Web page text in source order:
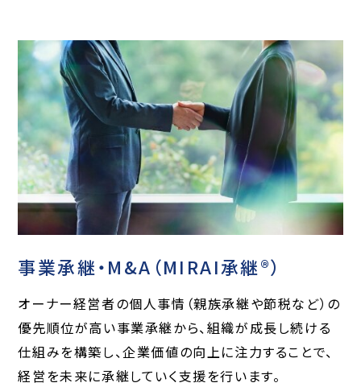
事業承継・M&A（MIRAI承継®）
オーナー経営者の個人事情（親族承継や節税など）の
優先順位が高い事業承継から、組織が成長し続ける
仕組みを構築し、企業価値の向上に注力することで、
経営を未来に承継していく支援を行います。